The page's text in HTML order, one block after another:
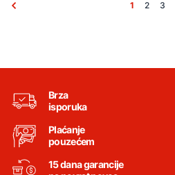
1 2 3
Brza
isporuka
Plaćanje
pouzećem
15 dana garancije